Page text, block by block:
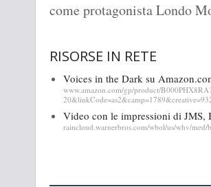
come protagonista Londo
RISORSE IN RETE
Voices in the Dark su
www.amazon.com/gp/product/
Video con le impressioni di JMS,
raincloud.warnerbros.com/wbol/us/whv/